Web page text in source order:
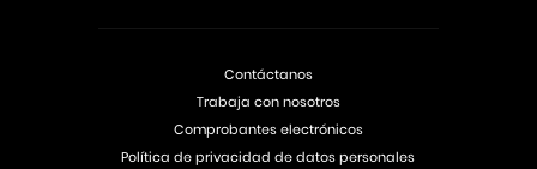
Contáctanos
Trabaja con nosotros
Comprobantes electrónicos
Política de privacidad de datos personales